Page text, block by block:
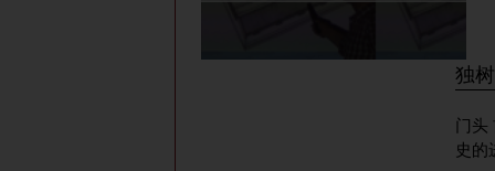
独
门头 前台 前台景观 经典是经过时间洗礼的，也是历久弥新的，在历
史的